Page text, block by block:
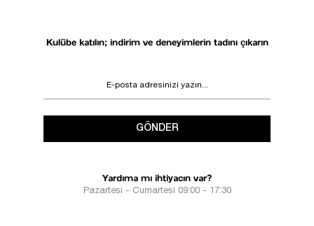
Kulübe katılın; indirim ve deneyimlerin tadını çıkarın
GÖNDER
Yardıma mı ihtiyacın var?
Pazartesi - Cumartesi 09:00 - 17:30